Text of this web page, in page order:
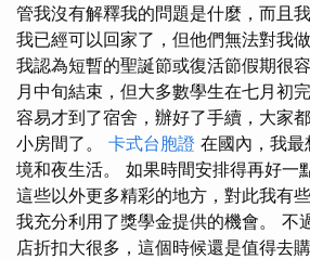
管我沒有解釋我的問題是什麼，而且
我已經可以回家了，但他們無法對我
我認為短暫的聖誕節或復活節假期很
月中旬結束，但大多數學生在七月初
容易才到了宿舍，辦好了手續，大家
小房間了。 卡式台胞證 在國內，我最
境和夜生活。 如果時間安排得再好一
這些以外更多精彩的地方，對此我有
我充分利用了獎學金提供的機會。 不
店折扣大很多，這個時候還是值得去